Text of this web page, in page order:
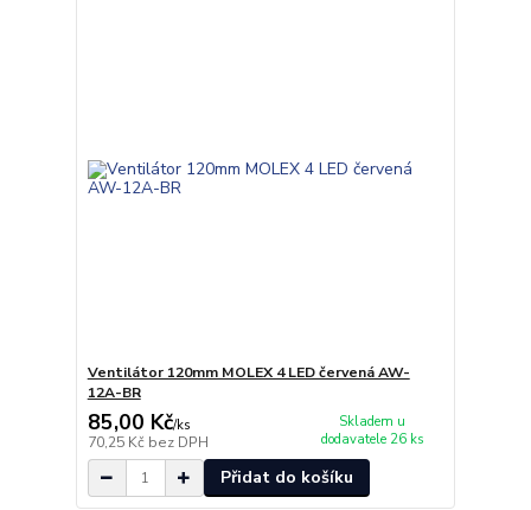
Ventilátor 120mm MOLEX 4 LED červená AW-
12A-BR
85,00 Kč/ks
70,25 Kč bez DPH
Skladem u
dodavatele 26 ks
Přidat do košíku